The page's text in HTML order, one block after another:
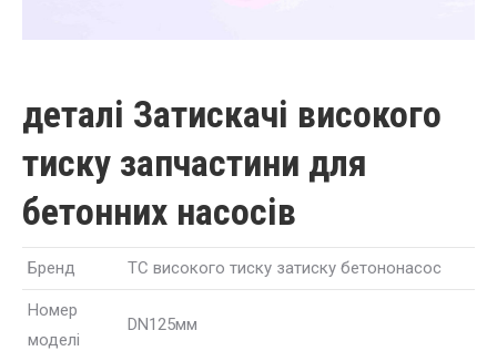
деталі Затискачі високого
тиску запчастини для
бетонних насосів
Бренд ТС високого тиску затиску бетононасос
Номер
моделі
DN125мм